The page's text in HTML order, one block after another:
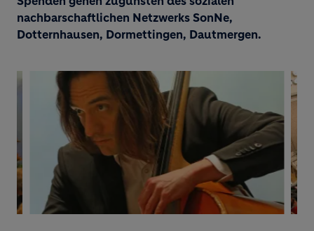
nachbarschaftlichen Netzwerks SonNe,
Dotternhausen, Dormettingen, Dautmergen.